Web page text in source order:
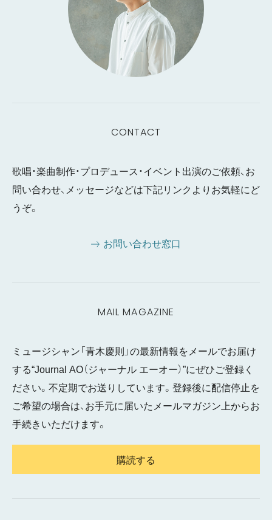
CONTACT
歌唱・楽曲制作・プロデュース・イベント出演のご依頼、お
問い合わせ、メッセージなどは下記リンクよりお気軽にど
うぞ。
お問い合わせ窓口
MAIL MAGAZINE
ミュージシャン「青木慶則」の最新情報をメールでお届け
する“Journal AO（ジャーナル エーオー）”にぜひご登録く
ださい。不定期でお送りしています。登録後に配信停止を
ご希望の場合は、お手元に届いたメールマガジン上からお
手続きいただけます。
購読する